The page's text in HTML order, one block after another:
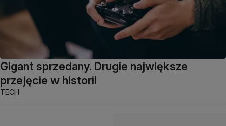
Gigant sprzedany. Drugie największe
przejęcie w historii
TECH